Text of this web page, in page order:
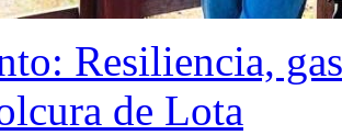
Resiliencia,
de Lota